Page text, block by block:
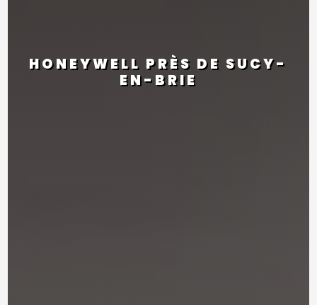
HONEYWELL PRÈS DE SUCY-
EN-BRIE